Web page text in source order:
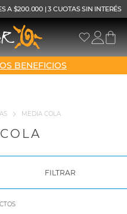
A $200.000 | 3 CUOTAS SIN INTERÉS
BENEFICIOS
MEDIA COLA
FILTRAR